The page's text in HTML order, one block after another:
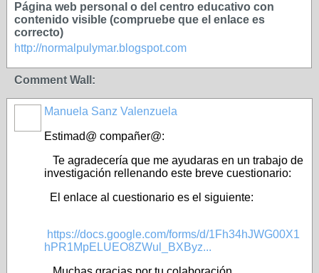
Página web personal o del centro educativo con
contenido visible (compruebe que el enlace es
correcto)
http://normalpulymar.blogspot.com
Comment Wall:
Manuela Sanz Valenzuela
Estimad@ compañer@:
Te agradecería que me ayudaras en un trabajo de
investigación rellenando este breve cuestionario:
El enlace al cuestionario es el siguiente:
https://docs.google.com/forms/d/1Fh34hJWG00X1
hPR1MpELUEO8ZWul_BXByz...